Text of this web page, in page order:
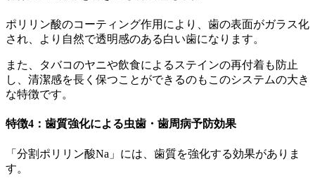
ポリリン酸のコーティング作用により、歯の表面がガラス化
され、より自然で透明感のある白い歯になります。
また、タバコのヤニや飲食によるステインの再付着も防止
し、清潔感を長く保つことができるのもこのシステムの大き
な特徴です。
特徴4：歯質強化による虫歯・歯周病予防効果
「分割ポリリン酸Na」には、歯質を強化する効果がありま
す。